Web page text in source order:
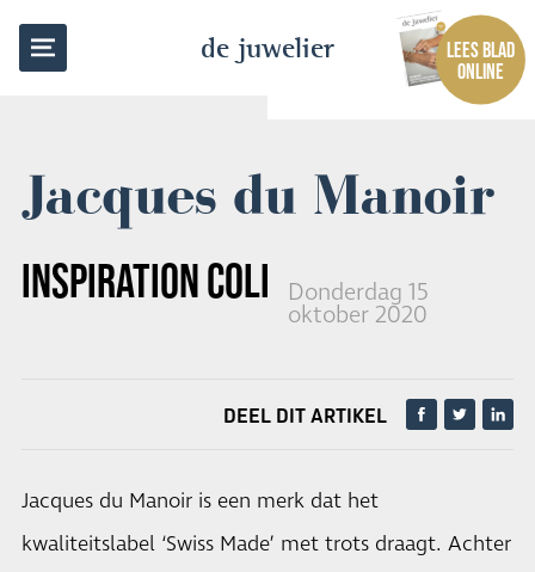
de juwelier
LEES BLAD
ONLINE
Jacques du Manoir
INSPIRATION COLLECTION
Donderdag 15
oktober 2020
TERUG NAAR OVERZICHT
DEEL DIT ARTIKEL
Jacques du Manoir is een merk dat het
kwaliteitslabel ‘Swiss Made’ met trots draagt. Achter